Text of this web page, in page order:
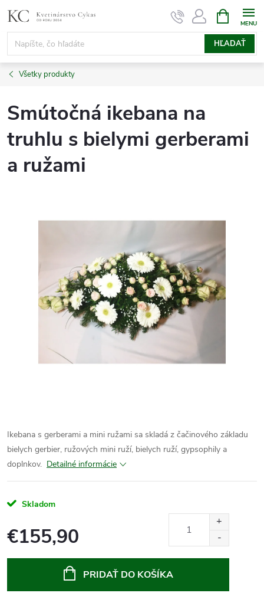
na
obsah
HĽADAŤ
KOŠÍK
Všetky produkty
Smútočná ikebana na
truhlu s bielymi gerberami
a ružami
Ikebana s gerberami a mini ružami sa skladá z čačinového základu
bielych gerbier, ružových mini ruží, bielych ruží, gypsophily a
doplnkov. Detailné informácie
Skladom
€155,90
PRIDAŤ DO KOŠÍKA